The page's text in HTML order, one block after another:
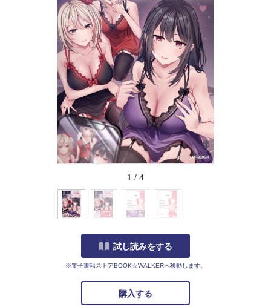
1 / 4
試し読みをする
※電子書籍ストアBOOK☆WALKERへ移動します。
購入する